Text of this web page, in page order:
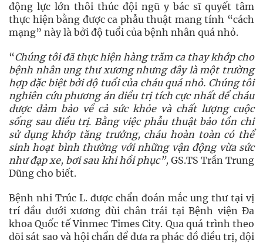
động lực lớn thôi thúc đội ngũ y bác sĩ quyết tâm
thực hiện bằng được ca phẫu thuật mang tính “cách
mạng” này là bởi độ tuổi của bệnh nhân quá nhỏ.
“Chúng tôi đã thực hiện hàng trăm ca thay khớp cho
bệnh nhân ung thư xương nhưng đây là một trường
hợp đặc biệt bởi độ tuổi của cháu quá nhỏ. Chúng tôi
nghiên cứu phương án điều trị tích cực nhất để cháu
được đảm bảo về cả sức khỏe và chất lượng cuộc
sống sau điều trị. Bằng việc phẫu thuật bảo tồn chi
sử dụng khớp tăng trưởng, cháu hoàn toàn có thể
sinh hoạt bình thường với những vận động vừa sức
như đạp xe, bơi sau khi hồi phục”,GS.TS Trần Trung
Dũng cho biết.
Bệnh nhi Trúc L. được chẩn đoán mắc ung thư tại vị
trí đầu dưới xương đùi chân trái tại Bệnh viện Đa
khoa Quốc tế Vinmec Times City. Qua quá trình theo
dõi sát sao và hội chẩn để đưa ra phác đồ điều trị, đội